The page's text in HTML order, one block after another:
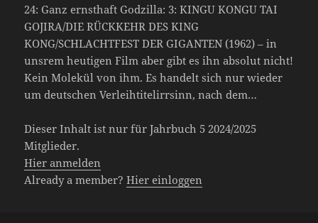
24: Ganz ernsthaft Godzilla: 3: KINGU KONGU TAI
GOJIRA/DIE RÜCKKEHR DES KING
KONG/SCHLACHTFEST DER GIGANTEN (1962) – in
unsrem heutigen Film aber gibt es ihn absolut nicht!
Kein Molekül von ihm. Es handelt sich nur wieder
um deutschen Verleihtitelirrsinn, nach dem…
Dieser Inhalt ist nur für Jahrbuch 5 2024/2025
Mitglieder.
Hier anmelden
Already a member?Hier einloggen